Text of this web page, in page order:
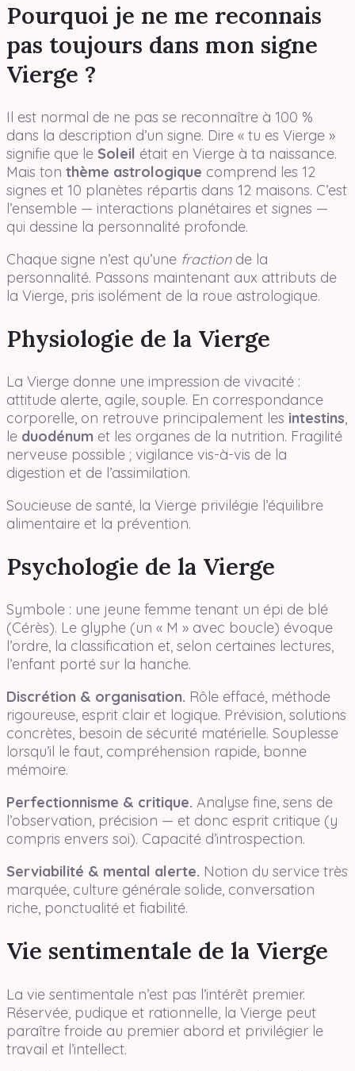
Pourquoi je ne me reconnais
pas toujours dans mon signe
Vierge ?
Il est normal de ne pas se reconnaître à 100 %
dans la description d’un signe. Dire « tu es Vierge »
signifie que le Soleil était en Vierge à ta naissance.
Mais ton thème astrologique comprend les 12
signes et 10 planètes répartis dans 12 maisons. C’est
l’ensemble — interactions planétaires et signes —
qui dessine la personnalité profonde.
Chaque signe n’est qu’une fractionde la
personnalité. Passons maintenant aux attributs de
la Vierge, pris isolément de la roue astrologique.
Physiologie de la Vierge
La Vierge donne une impression de vivacité :
attitude alerte, agile, souple. En correspondance
corporelle, on retrouve principalement les intestins,
le duodénum et les organes de la nutrition. Fragilité
nerveuse possible ; vigilance vis-à-vis de la
digestion et de l’assimilation.
Soucieuse de santé, la Vierge privilégie l’équilibre
alimentaire et la prévention.
Psychologie de la Vierge
Symbole : une jeune femme tenant un épi de blé
(Cérès). Le glyphe (un « M » avec boucle) évoque
l’ordre, la classification et, selon certaines lectures,
l’enfant porté sur la hanche.
Discrétion & organisation. Rôle effacé, méthode
rigoureuse, esprit clair et logique. Prévision, solutions
concrètes, besoin de sécurité matérielle. Souplesse
lorsqu’il le faut, compréhension rapide, bonne
mémoire.
Perfectionnisme & critique. Analyse fine, sens de
l’observation, précision — et donc esprit critique (y
compris envers soi). Capacité d’introspection.
Serviabilité & mental alerte. Notion du service très
marquée, culture générale solide, conversation
riche, ponctualité et fiabilité.
Vie sentimentale de la Vierge
La vie sentimentale n’est pas l’intérêt premier.
Réservée, pudique et rationnelle, la Vierge peut
paraître froide au premier abord et privilégier le
travail et l’intellect.